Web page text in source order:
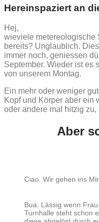
Hereinspaziert an
Hej,
wieviele metereologische
bereits? Unglaublich.
immer noch, geniessen
September. Wieder ist es
von unserem Montag.
Ein mehr oder weniger
Kopf und Körper aber ein
oder andere mal hitzig zu,
Aber
Ciao. Wir gehen ins
Bua. Lässig wenn
Turnhalle steht schon